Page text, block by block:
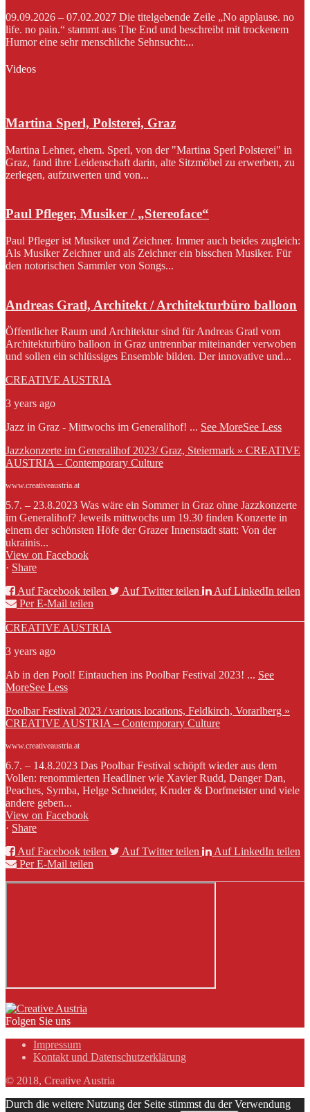
09.09.2026 – 07.02.2027 Die titelgebende Zeile „No applause. no
life. no pain.“ stammt aus The End und beschreibt mit trockenem
Humor eine sehr menschliche Sehnsucht:...
Videos
Martina Sperl, Polsterei, Graz
Martina Lehner, ehem. Sperl, von der "Martina Sperl Polsterei" in
Graz, fand ihre Leidenschaft darin, alte Sitzmöbel zu erwerben, zu
zerlegen, aufzuwerten und von...
Paul Pfleger, Musiker / „Stereoface“
Paul Pfleger ist Musiker und Zeichner. Immer auch beides zugleich:
Als Musiker Zeichner und als Zeichner ein bisschen Musiker. Für
den notorischen Sammler von Songs...
Andreas Gratl, Architekt / Architekturbüro balloon
Öffentlicher Raum und Architektur sind für Andreas Gratl vom
Architekturbüro balloon in Graz untrennbar miteinander verwoben
und sollen ein schlüssiges Ensemble bilden. Der innovative und...
CREATIVE AUSTRIA
3 years ago
Jazz in Graz - Mittwochs im Generalihof! ... See MoreSee Less
Jazzkonzerte im Generalihof 2023/ Graz, Steiermark » CREATIVE
AUSTRIA – Contemporary Culture
www.creativeaustria.at
5.7. – 23.8.2023 Was wäre ein Sommer in Graz ohne Jazzkonzerte
im Generalihof? Jeweils mittwochs um 19.30 finden Konzerte in
einem der schönsten Höfe der Grazer Innenstadt statt: Von der
ukrainis...
View on Facebook
· Share
Auf Facebook teilen
Auf Twitter teilen
Auf LinkedIn teilen
Per E-Mail teilen
CREATIVE AUSTRIA
3 years ago
Ab in den Pool! Eintauchen ins Poolbar Festival 2023! ... See
MoreSee Less
Poolbar Festival 2023 / various locations, Feldkirch, Vorarlberg »
CREATIVE AUSTRIA – Contemporary Culture
www.creativeaustria.at
6.7. – 14.8.2023 Das Poolbar Festival schöpft wieder aus dem
Vollen: renommierten Headliner wie Xavier Rudd, Danger Dan,
Peaches, Symba, Helge Schneider, Kruder & Dorfmeister und viele
andere geben...
View on Facebook
· Share
Auf Facebook teilen
Auf Twitter teilen
Auf LinkedIn teilen
Per E-Mail teilen
Folgen Sie uns
Impressum
Kontakt und Datenschutzerklärung
© 2018, Creative Austria
Durch die weitere Nutzung der Seite stimmst du der Verwendung